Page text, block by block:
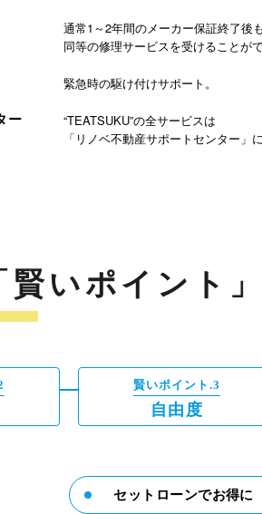
通常1～2年間のメーカー保証終了後
同等の修理サービスを受けることがで
緊急時の駆け付けサポート。
ー
“TEATSUKU”の全サービスは
「リノベ不動産サポートセンター」
いポイント」
賢いポイント.3
自由度
セットローンでお得に